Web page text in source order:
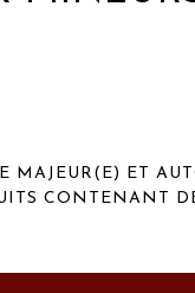
MAJEUR(E) ET
CONTENANT